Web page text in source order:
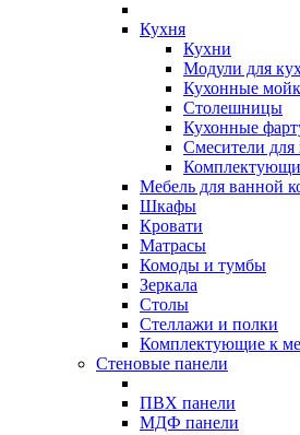
Кухня
Кухни
Модули для
Кухонные
Столешницы
Кухонные
Смесители для
Мебель для ванной
Шкафы
Кровати
Матрасы
Комоды и тумбы
Зеркала
Столы
Стеллажи и полки
Комплектующие к
Стеновые панели
ПВХ панели
МДФ панели